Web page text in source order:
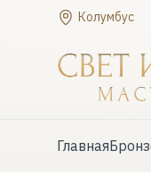
Колумбус
Главная